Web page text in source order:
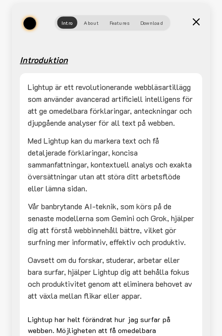
Intro About Features Download
Introduktion
Lightup är ett revolutionerande webbläsartillägg
som använder avancerad artificiell intelligens för
att ge omedelbara förklaringar, anteckningar och
djupgående analyser för all text på webben.
Med Lightup kan du markera text och få
detaljerade förklaringar, koncisa
sammanfattningar, kontextuell analys och exakta
översättningar utan att störa ditt arbetsflöde
eller lämna sidan.
Vår banbrytande AI-teknik, som körs på de
senaste modellerna som Gemini och Grok, hjälper
dig att förstå webbinnehåll bättre, vilket gör
surfning mer informativ, effektiv och produktiv.
Oavsett om du forskar, studerar, arbetar eller
bara surfar, hjälper Lightup dig att behålla fokus
och produktivitet genom att eliminera behovet av
att växla mellan flikar eller appar.
Lightup har helt förändrat hur jag surfar på
webben. Möjligheten att få omedelbara